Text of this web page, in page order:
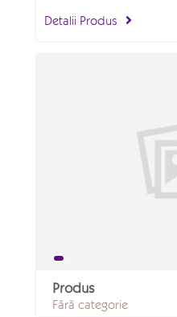
Detalii Produs
Produs
Fără categorie